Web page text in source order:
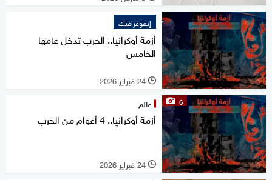
إنفوغرافيك
أزمة أوكرانيا.. الحرب تدخل عامها
الخامس
l 24 فبراير 2026
6 عالم
أزمة أوكرانيا.. 4 أعوام من الحرب
l 24 فبراير 2026